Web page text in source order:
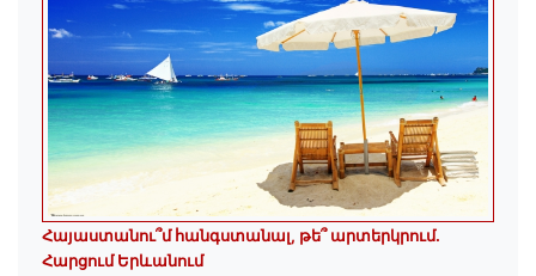
Հայաստանու՞մ հանգստանալ, թե՞ արտերկրում.
Հարցում Երևանում